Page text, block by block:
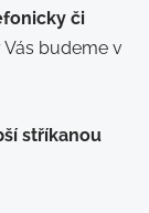
či
Vás budeme v
stříkanou